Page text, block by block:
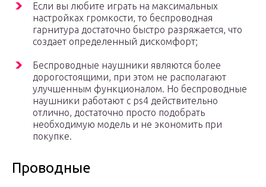
Если вы любите играть на максимальных
настройках громкости, то беспроводная
гарнитура достаточно быстро разряжается, что
создает определенный дискомфорт;
Беспроводные наушники являются более
дорогостоящими, при этом не располагают
улучшенным функционалом. Но беспроводные
наушники работают с ps4 действительно
отлично, достаточно просто подобрать
необходимую модель и не экономить при
покупке.
Проводные